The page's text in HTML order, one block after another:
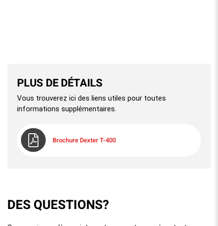
PLUS DE DÉTAILS
Vous trouverez ici des liens utiles pour toutes
informations supplémentaires.
Brochure Dexter T-400
DES QUESTIONS?